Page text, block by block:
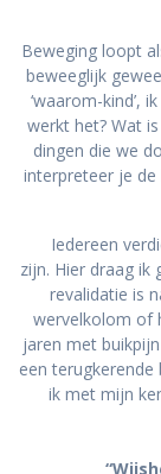
Beweging loopt
beweeglijk
‘waarom-kind’,
werkt het? Wat
dingen die we
interpreteer je de
Iedereen
zijn. Hier draag ik
revalidatie is
wervelkolom of
jaren met
een
ik met mijn